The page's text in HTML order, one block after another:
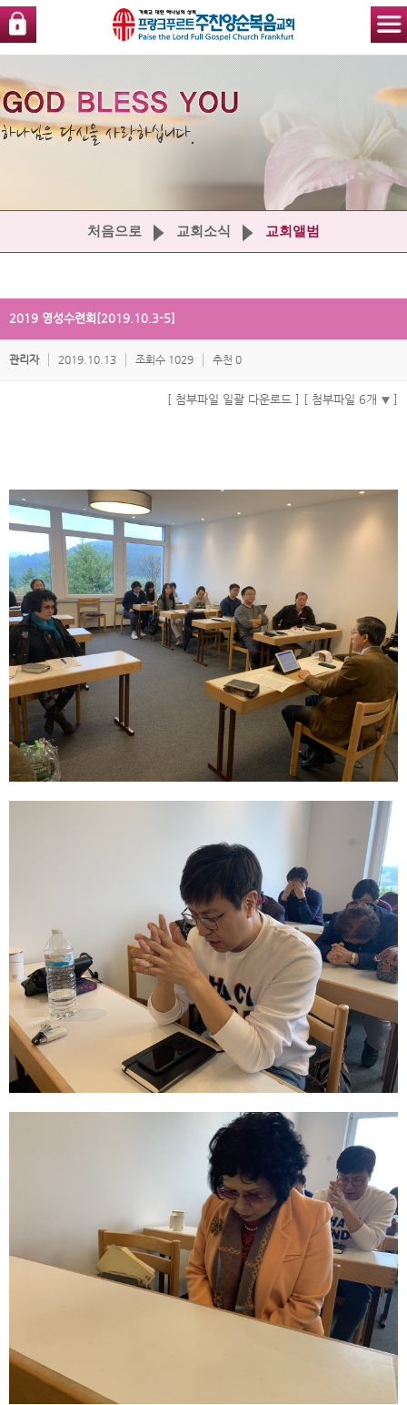
처음으로 교회소식 교회앨범
2019 영성수련회[2019.10.3-5]
관리자 2019.10.13 조회수 1029 추천 0
[ 첨부파일 일괄 다운로드 ] [ 첨부파일 6개 ]